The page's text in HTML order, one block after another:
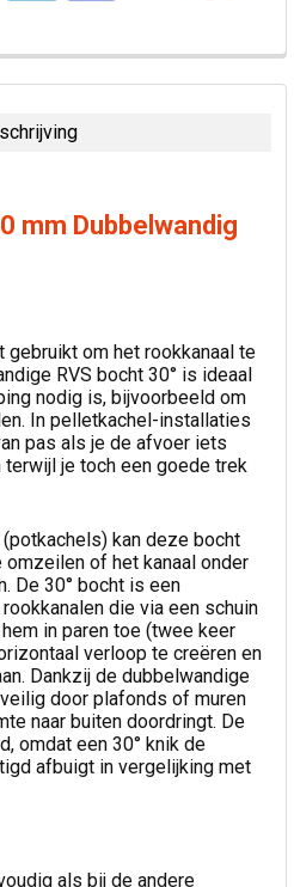
mm Dubbelwandig
gebruikt om het rookkanaal te
RVS bocht 30° is ideaal
nodig is, bijvoorbeeld om
In pelletkachel-installaties
pas als je de afvoer iets
je toch een goede trek
kan deze bocht
of het kanaal onder
De 30° bocht is een
die via een schuin
in paren toe (twee keer
verloop te creëren en
Dankzij de dubbelwandige
door plafonds of muren
naar buiten doordringt. De
omdat een 30° knik de
afbuigt in vergelijking met
als bij de andere